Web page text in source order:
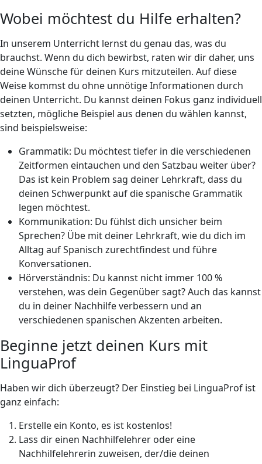
Wobei möchtest du Hilfe erhalten?
In unserem Unterricht lernst du genau das, was du
brauchst. Wenn du dich bewirbst, raten wir dir daher, uns
deine Wünsche für deinen Kurs mitzuteilen. Auf diese
Weise kommst du ohne unnötige Informationen durch
deinen Unterricht. Du kannst deinen Fokus ganz individuell
setzten, mögliche Beispiel aus denen du wählen kannst,
sind beispielsweise:
Grammatik: Du möchtest tiefer in die verschiedenen
Zeitformen eintauchen und den Satzbau weiter über?
Das ist kein Problem sag deiner Lehrkraft, dass du
deinen Schwerpunkt auf die spanische Grammatik
legen möchtest.
Kommunikation: Du fühlst dich unsicher beim
Sprechen? Übe mit deiner Lehrkraft, wie du dich im
Alltag auf Spanisch zurechtfindest und führe
Konversationen.
Hörverständnis: Du kannst nicht immer 100 %
verstehen, was dein Gegenüber sagt? Auch das kannst
du in deiner Nachhilfe verbessern und an
verschiedenen spanischen Akzenten arbeiten.
Beginne jetzt deinen Kurs mit
LinguaProf
Haben wir dich überzeugt? Der Einstieg bei LinguaProf ist
ganz einfach:
Erstelle ein Konto, es ist kostenlos!
Lass dir einen Nachhilfelehrer oder eine
Nachhilfelehrerin zuweisen, der/die deinen